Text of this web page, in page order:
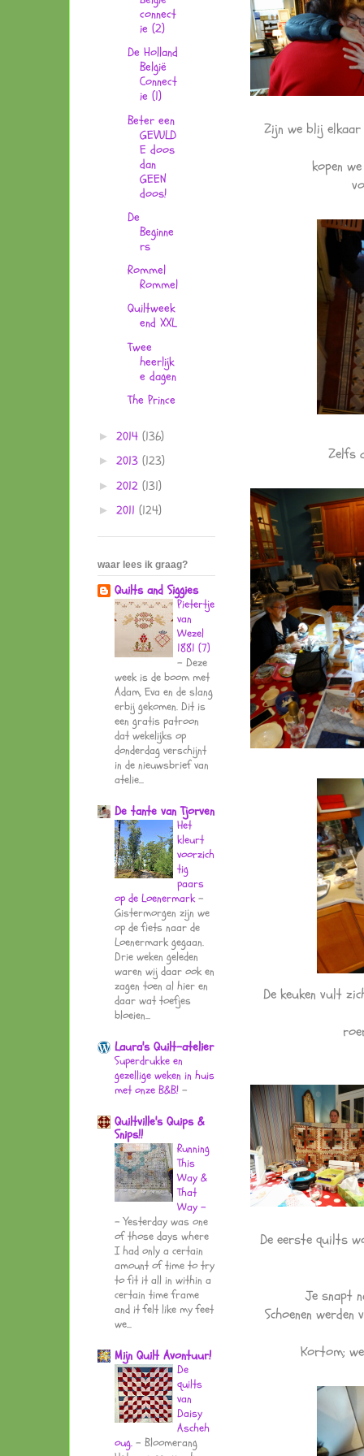
Zijn we blij
kopen
Zelfs
De keuken vult
De eerste quilts
Je snapt
Schoenen
Kortom;
connect
ie (2)
De Holland
België
Connect
ie (1)
Beter een
GEVULD
E doos
dan
GEEN
doos!
De
Beginne
rs
Rommel
Rommel
Quiltweek
end XXL
Twee
heerlijk
e dagen
The Prince
► 2014 (136)
► 2013 (123)
► 2012 (131)
► 2011 (124)
waar lees ik graag?
Quilts and Siggies
Pietertje
van
Wezel
1881 (7)
- Deze
week is de boom met
Adam, Eva en de slang
erbij gekomen. Dit is
een gratis patroon
dat wekelijks op
donderdag verschijnt
in de nieuwsbrief van
atelie...
De tante van Tjorven
Het
kleurt
voorzich
tig
paars
op de Loenermark -
Gistermorgen zijn we
op de fiets naar de
Loenermark gegaan.
Drie weken geleden
waren wij daar ook en
zagen toen al hier en
daar wat toefjes
bloeien...
Laura's Quilt-atelier
Superdrukke en
gezellige weken in huis
met onze B&B! -
Quiltville's Quips &
Snips!!
Running
This
Way &
That
Way -
-Yesterday was one
of those days where
I had only a certain
amount of time to try
to fit it all in within a
certain time frame
and it felt like my feet
we...
Mijn Quilt Avontuur!
De
quilts
van
Daisy
Ascheh
oug. - Bloomerang